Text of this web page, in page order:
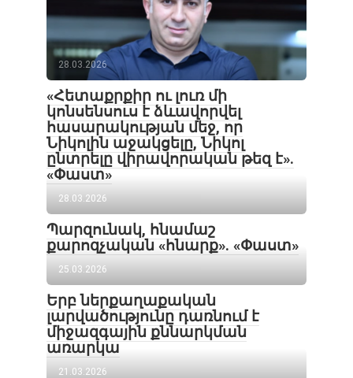
28.03.2026
«Հետաքրքիր ու լուռ մի
կոնսենսուս է ձևավորվել
հասարակության մեջ, որ
Նիկոլին աջակցելը, Նիկոլ
ընտրելը վիրավորական թեզ է».
«Փաստ»
28.03.2026
Պարզունակ, հնամաշ
քարոզչական «հնարք». «Փաստ»
25.03.2026
Երբ ներքաղաքական
լարվածությունը դառնում է
միջազգային քննարկման
առարկա
21.03.2026